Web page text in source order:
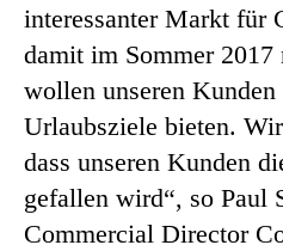
interessanter Markt für
damit im Sommer 2017
wollen unseren
Urlaubsziele bieten.
dass unseren Kunden
gefallen wird“, so Paul
Commercial Director